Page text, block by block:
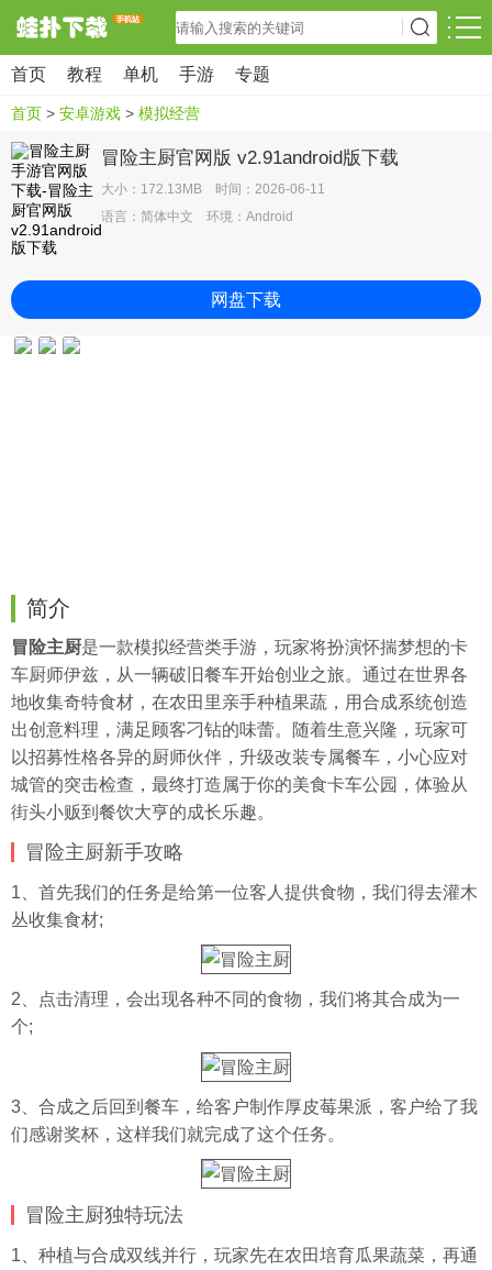
首页 教程 单机 手游 专题
首页 > 安卓游戏 > 模拟经营
冒险主厨官网版 v2.91android版下载
大小：172.13MB 时间：2026-06-11
语言：简体中文 环境：Android
网盘下载
简介
冒险主厨是一款模拟经营类手游，玩家将扮演怀揣梦想的卡
车厨师伊兹，从一辆破旧餐车开始创业之旅。通过在世界各
地收集奇特食材，在农田里亲手种植果蔬，用合成系统创造
出创意料理，满足顾客刁钻的味蕾。随着生意兴隆，玩家可
以招募性格各异的厨师伙伴，升级改装专属餐车，小心应对
城管的突击检查，最终打造属于你的美食卡车公园，体验从
街头小贩到餐饮大亨的成长乐趣。
冒险主厨新手攻略
1、首先我们的任务是给第一位客人提供食物，我们得去灌木
丛收集食材;
2、点击清理，会出现各种不同的食物，我们将其合成为一
个;
3、合成之后回到餐车，给客户制作厚皮莓果派，客户给了我
们感谢奖杯，这样我们就完成了这个任务。
冒险主厨独特玩法
1、种植与合成双线并行，玩家先在农田培育瓜果蔬菜，再通